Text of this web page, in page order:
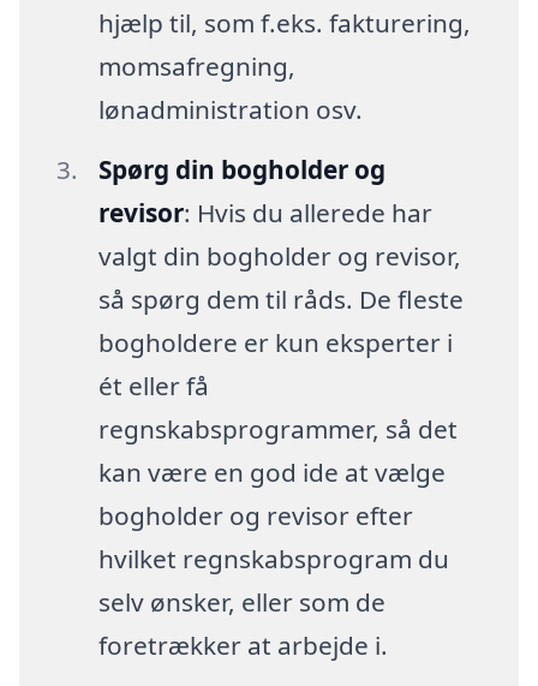
hjælp til, som f.eks. fakturering,
momsafregning,
lønadministration osv.
Spørg din bogholder og
revisor: Hvis du allerede har
valgt din bogholder og revisor,
så spørg dem til råds. De fleste
bogholdere er kun eksperter i
ét eller få
regnskabsprogrammer, så det
kan være en god ide at vælge
bogholder og revisor efter
hvilket regnskabsprogram du
selv ønsker, eller som de
foretrækker at arbejde i.